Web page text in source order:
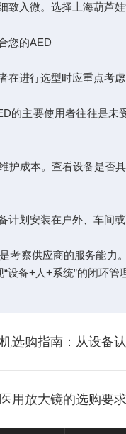
致入微。选择上海葫芦
您的AED
进行选型时应重点考虑
主要使用者往往是未
成本。查看设备是否具
划安装在户外、车间或
察供应商的服务能力。
设备+人+系统”的闭环管
选购指南：从设备
用放大镜的选购要